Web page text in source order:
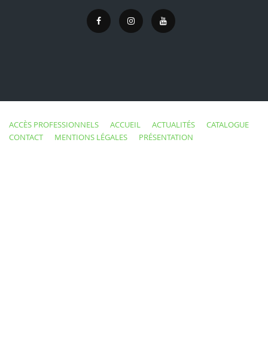
ACCÈS PROFESSIONNELS ACCUEIL ACTUALITÉS
CATALOGUE
CONTACT
MENTIONS LÉGALES PRÉSENTATION